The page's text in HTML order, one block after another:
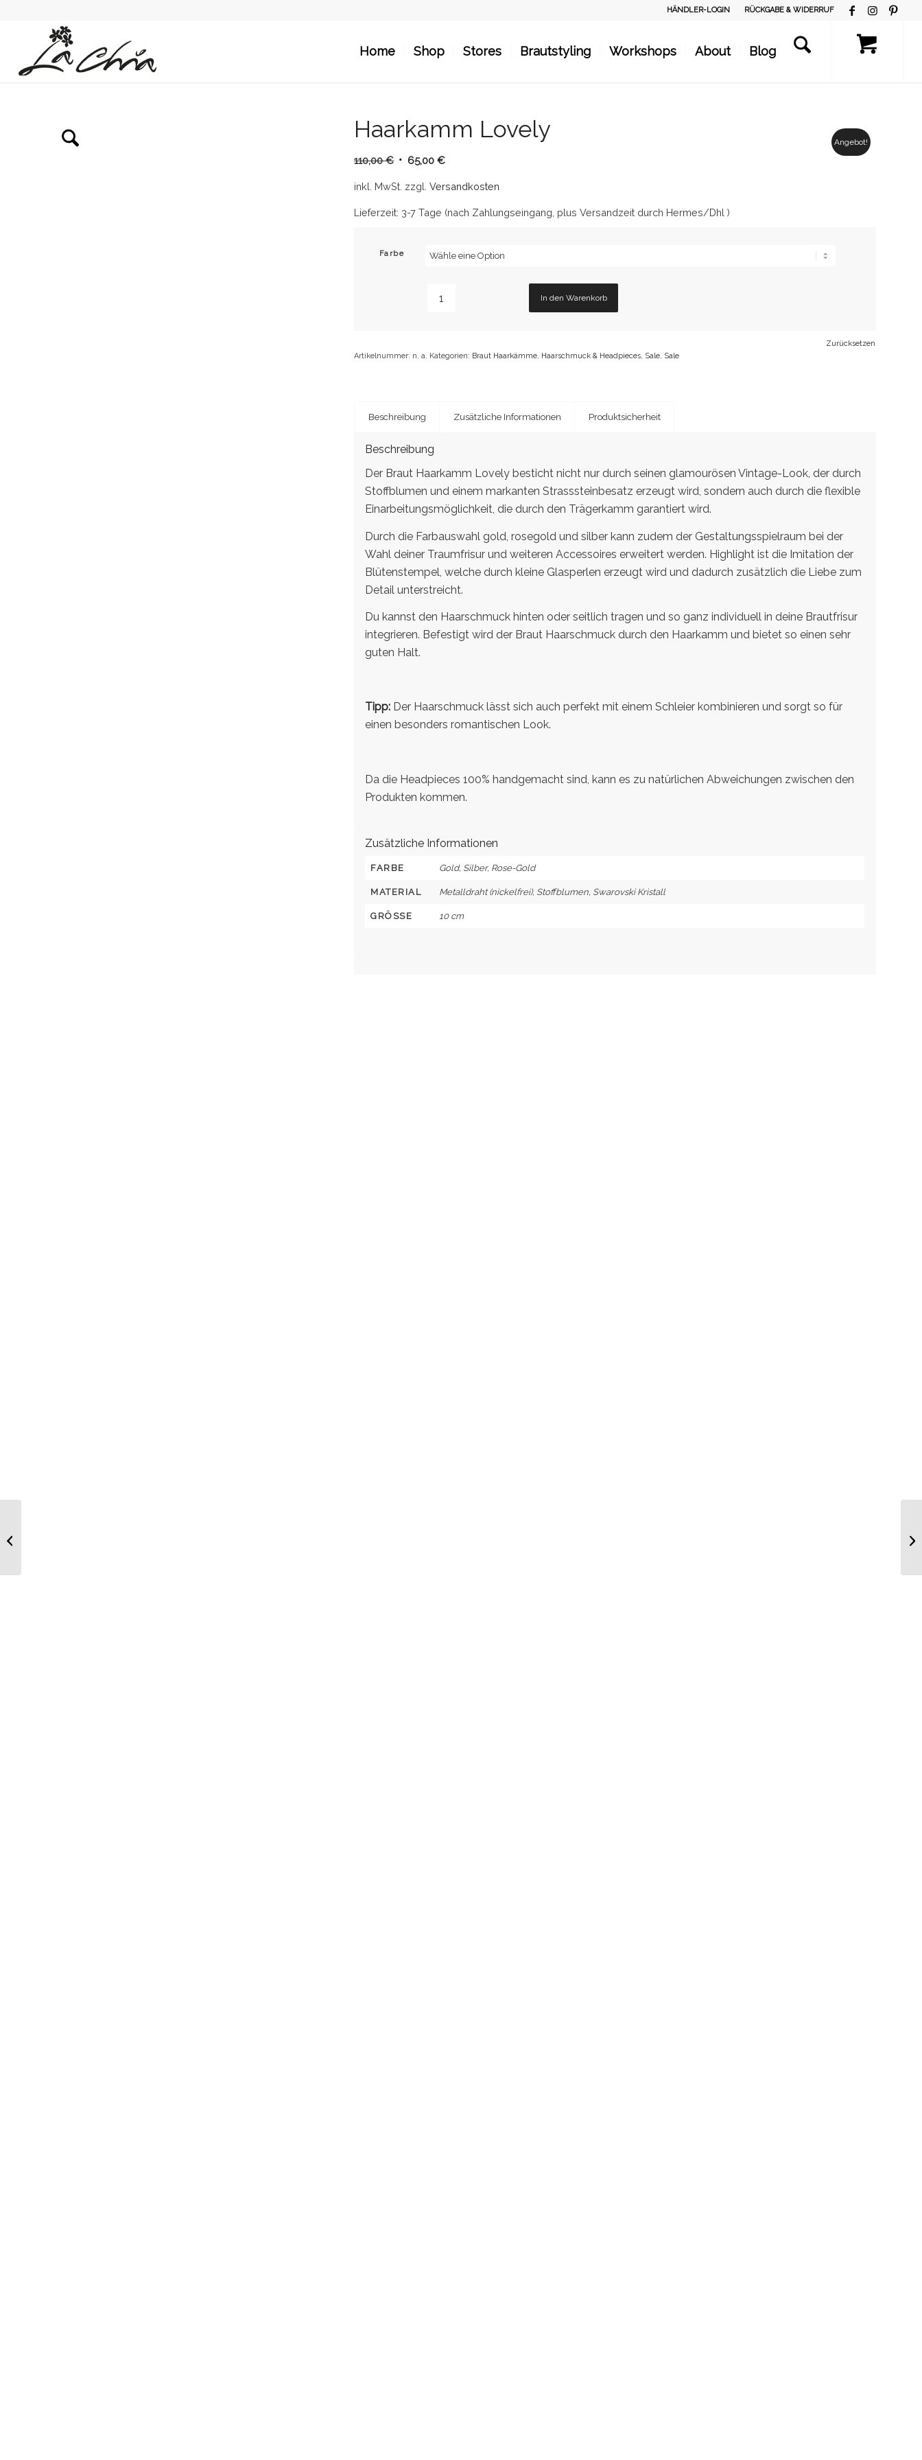
HÄNDLER-LOGIN RÜCKGABE & WIDERRUF
Home Shop Stores Brautstyling Workshops About Blog
Angebot!
Haarkamm Lovely
110,00€ Ursprünglicher
war:
110,00 €
65,00€Aktueller
ist:
65,00 €.
inkl. MwSt. zzgl.Versandkosten
Lieferzeit: 3-7 Tage (nach Zahlungseingang, plus Versandzeit durch Hermes/Dhl )
Farbe
Zurücksetzen
In den Warenkorb
Artikelnummer: n. a. Kategorien: Braut Haarkämme, Haarschmuck & Headpieces, Sale, Sale
Beschreibung Zusätzliche Informationen Produktsicherheit
Beschreibung
Der Braut Haarkamm Lovely besticht nicht nur durch seinen glamourösen Vintage-Look, der durch
Stoffblumen und einem markanten Strasssteinbesatz erzeugt wird, sondern auch durch die flexible
Einarbeitungsmöglichkeit, die durch den Trägerkamm garantiert wird.
Durch die Farbauswahl gold, rosegold und silber kann zudem der Gestaltungsspielraum bei der
Wahl deiner Traumfrisur und weiteren Accessoires erweitert werden. Highlight ist die Imitation der
Blütenstempel, welche durch kleine Glasperlen erzeugt wird und dadurch zusätzlich die Liebe zum
Detail unterstreicht.
Du kannst den Haarschmuck hinten oder seitlich tragen und so ganz individuell in deine Brautfrisur
integrieren. Befestigt wird der Braut Haarschmuck durch den Haarkamm und bietet so einen sehr
guten Halt.
Tipp: Der Haarschmuck lässt sich auch perfekt mit einem Schleier kombinieren und sorgt so für
einen besonders romantischen Look.
Da die Headpieces 100% handgemacht sind, kann es zu natürlichen Abweichungen zwischen den
Produkten kommen.
Zusätzliche Informationen
FARBE Gold, Silber, Rose-Gold
MATERIAL Metalldraht (nickelfrei), Stoffblumen, Swarovski Kristall
GRÖSSE 10 cm